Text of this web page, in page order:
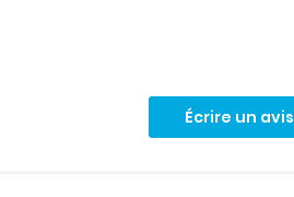
Écrire un avis